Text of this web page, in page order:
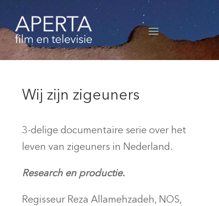
Wij zijn zigeuners
3-delige documentaire serie over het
leven van zigeuners in Nederland.
Research en productie.
Regisseur Reza Allamehzadeh, NOS,